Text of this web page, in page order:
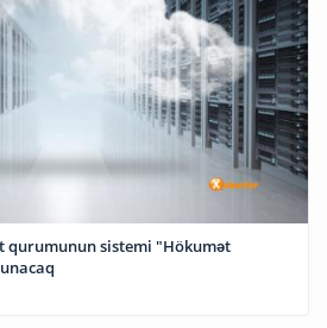
qurumunun sistemi "Hökumət